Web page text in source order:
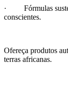
· Fórmulas
conscientes.
Ofereça produtos
terras africanas.